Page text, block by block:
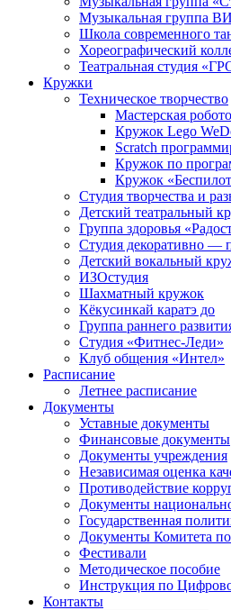
Музыкальная группа
Школа современного
Хореографический
Театральная студия
Кружки
Техническое творчество
Мастерская
Кружок Lego
Scratch
Кружок по
Кружок
Студия творчества и
Детский театральный
Группа здоровья
Студия декоративно —
Детский вокальный
ИЗОстудия
Шахматный кружок
Кёкусинкай каратэ до
Группа раннего
Cтудия «Фитнес-Леди»
Клуб общения «Интел»
Расписание
Летнее расписание
Документы
Уставные документы
Финансовые документы
Документы учреждения
Независимая оценка
Противодействие
Документы
Государственная
Документы Комитета по
Фестивали
Методическое пособие
Инструкция по
Контакты